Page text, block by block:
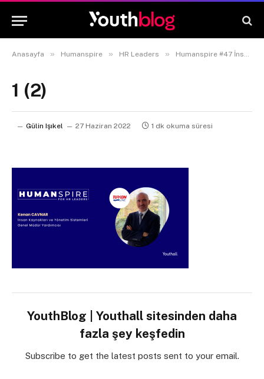
Anasayfa » Humanspire » HR Leaders » Humanspire #47 İnsan Kaynakları ve Yönetim Sistemleri Genel Müdür Yardımcısı Kenan Cavnar
1 (2)
Gülin Işıkel 27 Haziran 2022 1 dk okuma süresi
YouthBlog | Youthall sitesinden daha
fazla şey keşfedin
Subscribe to get the latest posts sent to your email.